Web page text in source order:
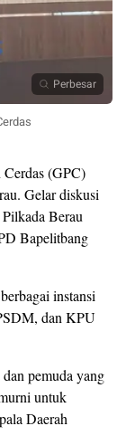
Perbesar
(GPC)
Gelar diskusi
Berau
Bapelitbang
instansi
dan KPU
pemuda yang
untuk
Daerah